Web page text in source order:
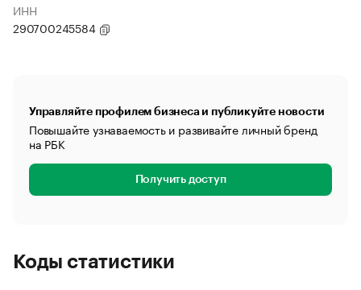
ИНН
290700245584
Управляйте профилем бизнеса и публикуйте новости
Повышайте узнаваемость и развивайте личный бренд
на РБК
Получить доступ
Коды статистики